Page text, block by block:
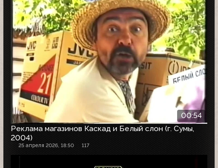
00:54
Реклама магазинов Каскад и Белый слон (г. Сумы,
2004)
25 апреля 2026, 18:50 117